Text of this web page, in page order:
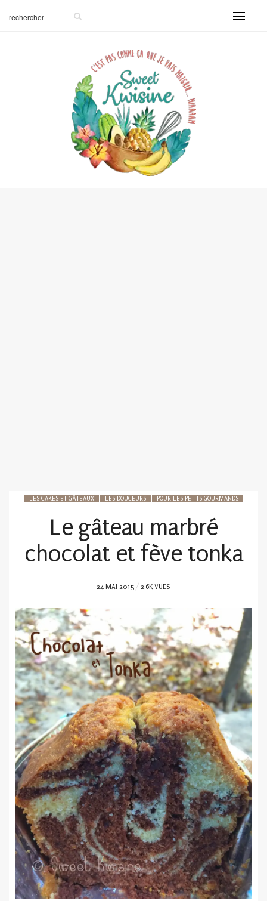
LES CAKES ET GÂTEAUX LES DOUCEURS POUR LES PETITS GOURMANDS
Le gâteau marbré
chocolat et fève tonka
POSTED
24 MAI 2015 2.6K VUES